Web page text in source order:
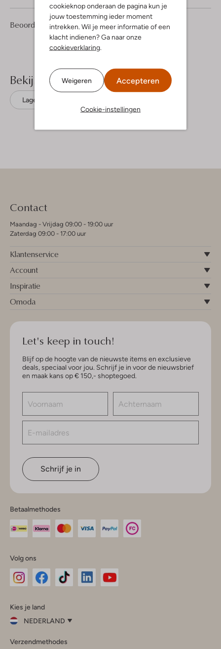
cookieknop onderaan de pagina kun je
jouw toestemming ieder moment
intrekken. Wil je meer informatie of een
klacht indienen? Ga naar onze
cookieverklaring.
Weigeren Accepteren
Cookie-instellingen
Beoordelingen (1) 5/5
1
5
Sterren
Bekijk meer
Lage sneakers
Contact
Maandag - Vrijdag 09:00 - 19:00 uur
Zaterdag 09:00 - 17:00 uur
Klantenservice
Account
Inspiratie
Omoda
Let's keep in touch!
Blijf op de hoogte van de nieuwste items en exclusieve
deals, speciaal voor jou. Schrijf je in voor de nieuwsbrief
en maak kans op € 150,- shoptegoed.
Schrijf je in
Betaalmethodes
Volg ons
InstagramFacebook
Kies je land
NEDERLAND
je
Verzendmethodes